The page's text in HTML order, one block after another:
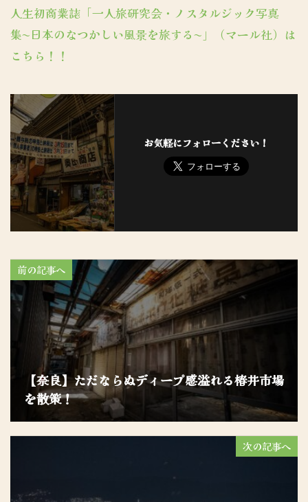
人生初商業誌「一人旅研究会・ノスタルジック写真
集〜日本のなつかしい風景を旅する〜」（マール社）は
こちら！！
お気軽にフォローください！
前の記事へ
【奈良】ただならぬディープ感溢れる椿井市場
を散策！
次の記事へ